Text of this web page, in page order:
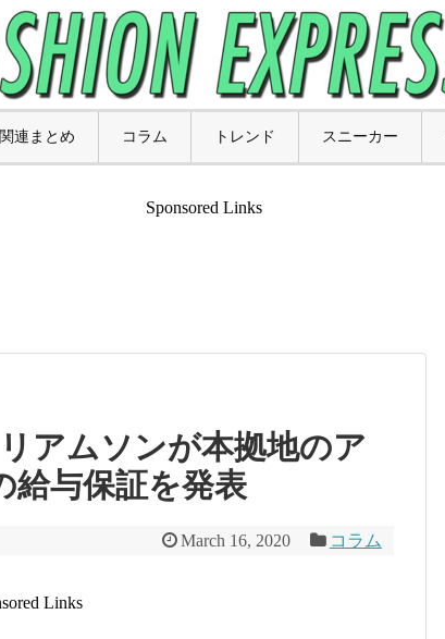
連まとめ コラム トレンド スニーカー
Sponsored Links
アムソンが本拠地のア
給与保証を発表
March 16, 2020 コラム
Links